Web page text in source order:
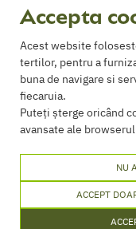
de
primăvară)
spp.
spp.
Politica de cookies
Termeni și conditii
ANPC
Certificat comercializare
Accepta
Acest website
tertilor, pentru a
buna de navigare si
fiecaruia.
Puteți șterge oricând
avansate ale
NU
ACCEPT